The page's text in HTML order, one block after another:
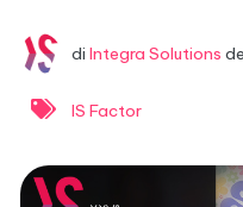
di Integra Solutions
IS Factor